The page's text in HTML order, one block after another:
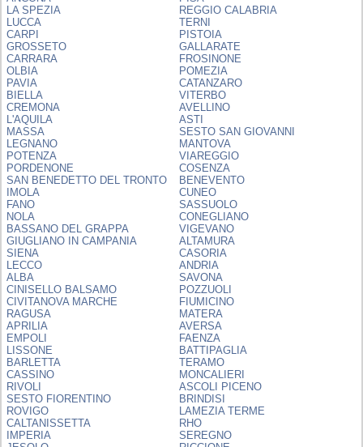
LA SPEZIA
REGGIO CALABRIA
LUCCA
TERNI
CARPI
PISTOIA
GROSSETO
GALLARATE
CARRARA
FROSINONE
OLBIA
POMEZIA
PAVIA
CATANZARO
BIELLA
VITERBO
CREMONA
AVELLINO
L'AQUILA
ASTI
MASSA
SESTO SAN GIOVANNI
LEGNANO
MANTOVA
POTENZA
VIAREGGIO
PORDENONE
COSENZA
SAN BENEDETTO DEL TRONTO
BENEVENTO
IMOLA
CUNEO
FANO
SASSUOLO
NOLA
CONEGLIANO
BASSANO DEL GRAPPA
VIGEVANO
GIUGLIANO IN CAMPANIA
ALTAMURA
SIENA
CASORIA
LECCO
ANDRIA
ALBA
SAVONA
CINISELLO BALSAMO
POZZUOLI
CIVITANOVA MARCHE
FIUMICINO
RAGUSA
MATERA
APRILIA
AVERSA
EMPOLI
FAENZA
LISSONE
BATTIPAGLIA
BARLETTA
TERAMO
CASSINO
MONCALIERI
RIVOLI
ASCOLI PICENO
SESTO FIORENTINO
BRINDISI
ROVIGO
LAMEZIA TERME
CALTANISSETTA
RHO
IMPERIA
SEREGNO